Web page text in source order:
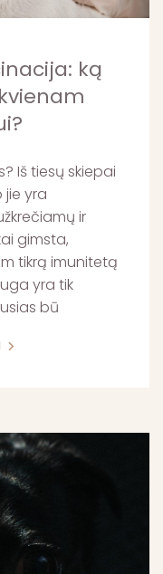
ką
Iš tiesų skiepai
jie yra
ir
gimsta,
tikrą imunitetą
yra tik
bū